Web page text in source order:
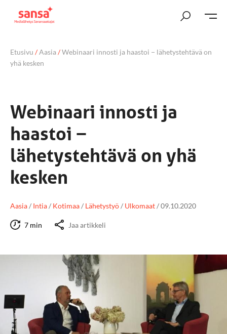
Etusivu /Aasia/Webinaari innosti ja haastoi − lähetystehtävä on
yhä kesken
Webinaari innosti ja
haastoi −
lähetystehtävä on yhä
kesken
Aasia/ Intia/ Kotimaa/ Lähetystyö/ Ulkomaat/09.10.2020
7 min Jaa artikkeli